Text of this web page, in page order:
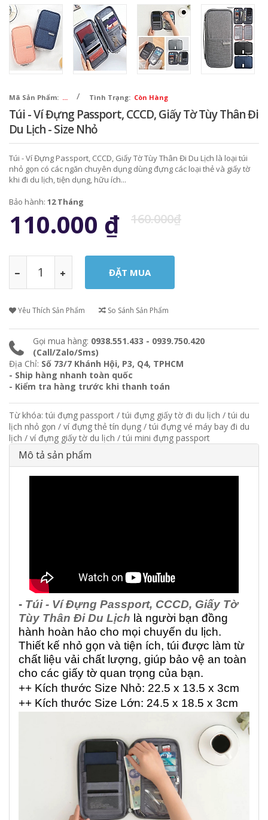
Mã Sản Phẩm: ... / Tình Trạng: Còn Hàng
Túi - Ví Đựng Passport, CCCD, Giấy Tờ Tùy Thân Đi
Du Lịch - Size Nhỏ
Túi - Ví Đựng Passport, CCCD, Giấy Tờ Tùy Thân Đi Du Lịch là loại túi
nhỏ gọn có các ngăn chuyên dụng dùng đựng các loại thẻ và giấy tờ
khi đi du lịch, tiện dụng, hữu ích...
Bảo hành: 12 Tháng
110.000 ₫ 160.000₫
Yêu Thích Sản Phẩm So Sánh Sản Phẩm
Gọi mua hàng: 0938.551.433 - 0939.750.420
(Call/Zalo/Sms)
Địa Chỉ: Số 73/7 Khánh Hội, P3, Q4, TPHCM
- Ship hàng nhanh toàn quốc
- Kiểm tra hàng trước khi thanh toán
Từ khóa:túi đựng passport /túi đựng giấy tờ đi du lịch /túi du
lịch nhỏ gọn / ví đựng thẻ tín dụng /túi đựng vé máy bay đi du
lịch / ví đựng giấy tờ du lịch /túi mini đựng passport
Mô tả sản phẩm
- Túi - Ví Đựng Passport, CCCD, Giấy Tờ
Tùy Thân Đi Du Lịch là người bạn đồng
hành hoàn hảo cho mọi chuyến du lịch.
Thiết kế nhỏ gọn và tiện ích, túi được làm từ
chất liệu vải chất lượng, giúp bảo vệ an toàn
cho các giấy tờ quan trọng của bạn.
++ Kích thước Size Nhỏ: 22.5 x 13.5 x 3cm
++ Kích thước Size Lớn: 24.5 x 18.5 x 3cm